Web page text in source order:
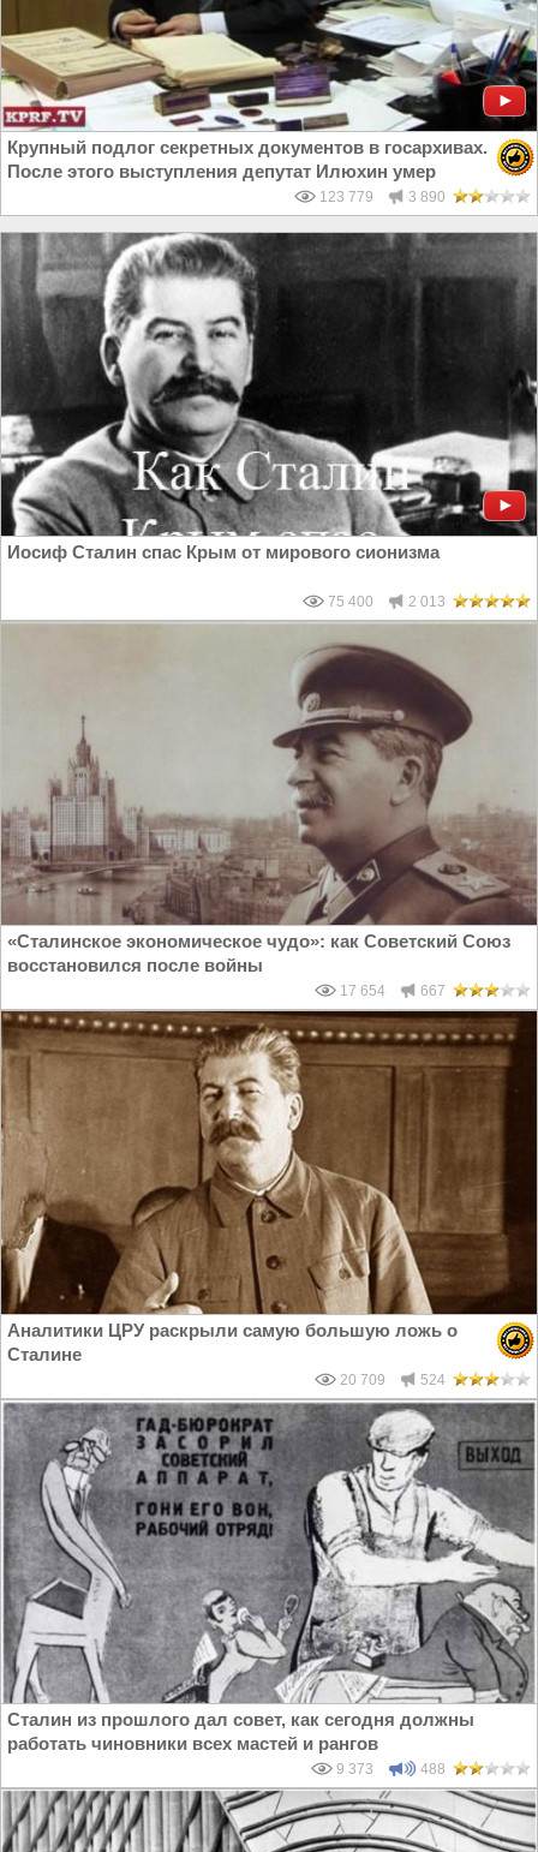
Крупный подлог секретных документов в госархивах.
После этого выступления депутат Илюхин умер
123 779 3 890
Иосиф Сталин спас Крым от мирового сионизма
75 400 2 013
«Cталинское экономическое чудо»: как Советский Союз
восстановился после войны
17 654 667
Аналитики ЦРУ раскрыли самую большую ложь о
Сталине
20 709 524
Сталин из прошлого дал совет, как сегодня должны
работать чиновники всех мастей и рангов
9 373 488